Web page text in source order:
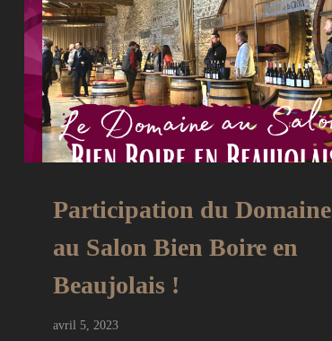
Participation du Domaine
au Salon Bien Boire en
Beaujolais !
avril 5, 2023